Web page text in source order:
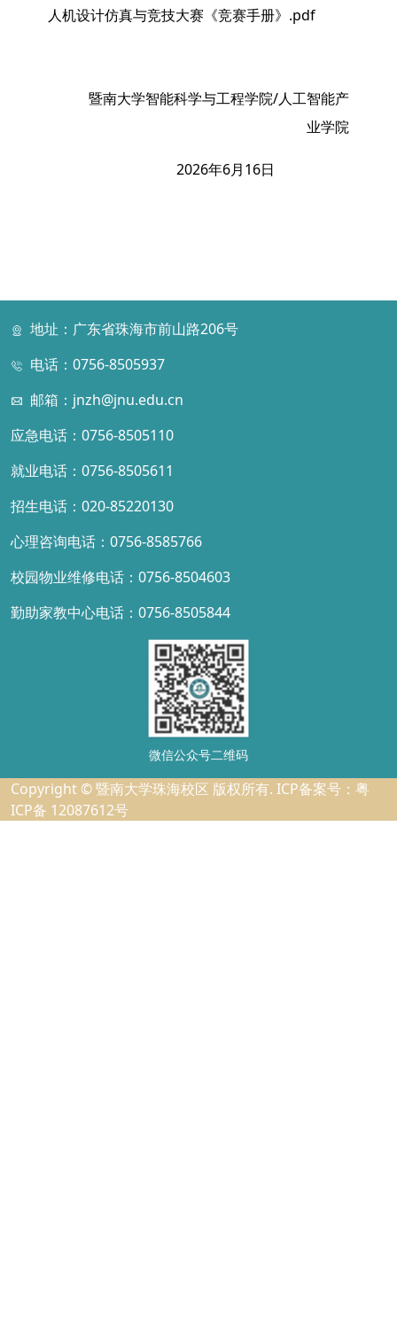
人机设计仿真与竞技大赛《竞赛手册》.pdf
暨南大学智能科学与工程学院/人工智能产
业学院
2026年6月16日
地址：广东省珠海市前山路206号
电话：0756-8505937
邮箱：jnzh@jnu.edu.cn
应急电话：0756-8505110
就业电话：0756-8505611
招生电话：020-85220130
心理咨询电话：0756-8585766
校园物业维修电话：0756-8504603
勤助家教中心电话：0756-8505844
微信公众号二维码
Copyright © 暨南大学珠海校区 版权所有. ICP备案号：粤
ICP备 12087612号